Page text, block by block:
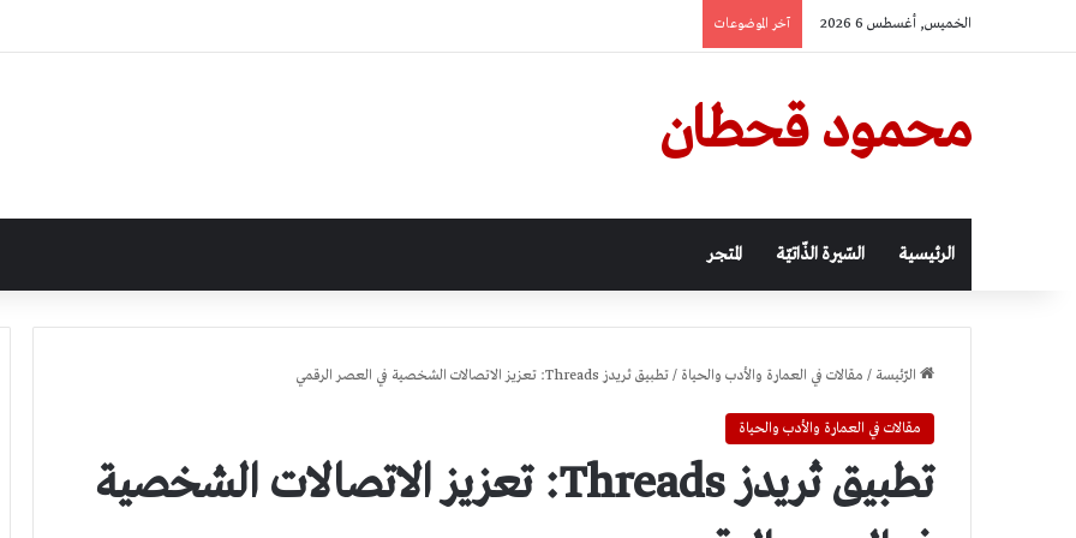
الخميس, أغسطس 6 2026 آخر الموضوعات
محمود قحطان
الرئيسية السّيرة الذّاتيّة المتجر
الرّئيسة / مقالات في العمارة والأدب والحياة /تطبيق ثريدز Threads: تعزيز الاتصالات الشخصية في العصر الرقمي
مقالات في العمارة والأدب والحياة
تطبيق ثريدز Threads: تعزيز الاتصالات الشخصية